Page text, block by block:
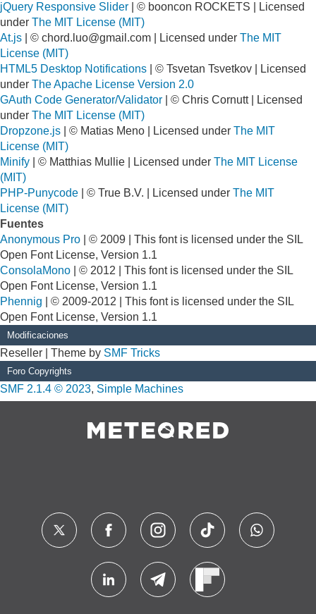
jQuery Responsive Slider | © booncon ROCKETS | Licensed
under The MIT License (MIT)
At.js | © chord.luo@gmail.com | Licensed under The MIT
License (MIT)
HTML5 Desktop Notifications | © Tsvetan Tsvetkov | Licensed
under The Apache License Version 2.0
GAuth Code Generator/Validator | © Chris Cornutt | Licensed
under The MIT License (MIT)
Dropzone.js | © Matias Meno | Licensed under The MIT
License (MIT)
Minify | © Matthias Mullie | Licensed under The MIT License
(MIT)
PHP-Punycode | © True B.V. | Licensed under The MIT
License (MIT)
Fuentes
Anonymous Pro | © 2009 | This font is licensed under the SIL
Open Font License, Version 1.1
ConsolaMono | © 2012 | This font is licensed under the SIL
Open Font License, Version 1.1
Phennig | © 2009-2012 | This font is licensed under the SIL
Open Font License, Version 1.1
Modificaciones
Reseller | Theme by SMF Tricks
Foro Copyrights
SMF 2.1.4 © 2023, Simple Machines